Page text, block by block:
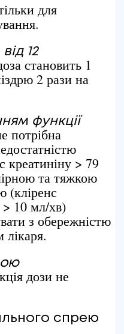
для
12
становить 1
2 рази на
функції
потрібна
креатиніну > 79
та тяжкою
(кліренс
> 10 мл/хв)
з обережністю
лікаря.
дози не
спрею